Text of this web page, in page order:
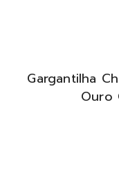
Gargantilha
Ouro